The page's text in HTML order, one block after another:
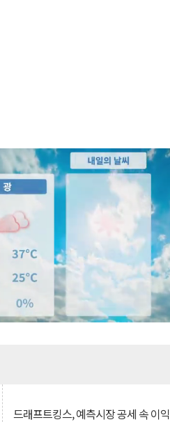
드래프트킹스, 예측시장 공세 속 이익